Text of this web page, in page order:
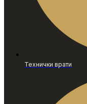
Технички врати